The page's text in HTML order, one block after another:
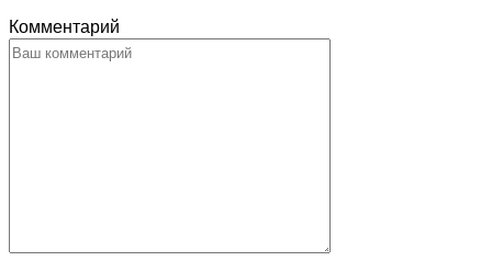
Комментарий